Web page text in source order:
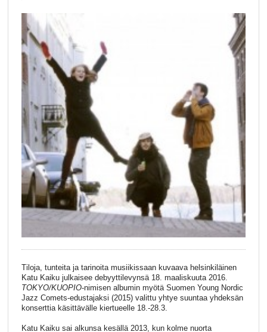
Tiloja, tunteita ja tarinoita musiikissaan kuvaava helsinkiläinen
Katu Kaiku julkaisee debyyttilevynsä 18. maaliskuuta 2016.
TOKYO/KUOPIO-nimisen albumin myötä Suomen Young Nordic
Jazz Comets-edustajaksi (2015) valittu yhtye suuntaa yhdeksän
konserttia käsittävälle kiertueelle 18.-28.3.
Katu Kaiku sai alkunsa kesällä 2013, kun kolme nuorta